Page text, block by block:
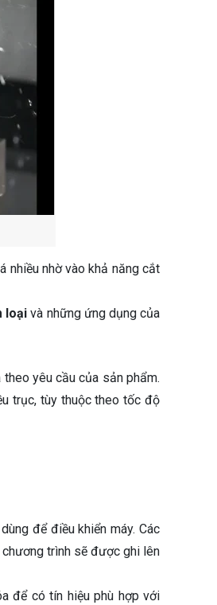
nhiều nhờ vào khả năng cắt
loại và những ứng dụng của
yêu cầu của sản phẩm.
trục, tùy thuộc theo tốc độ
để điều khiển máy. Các
trình sẽ được ghi lên
để có tín hiệu phù hợp với